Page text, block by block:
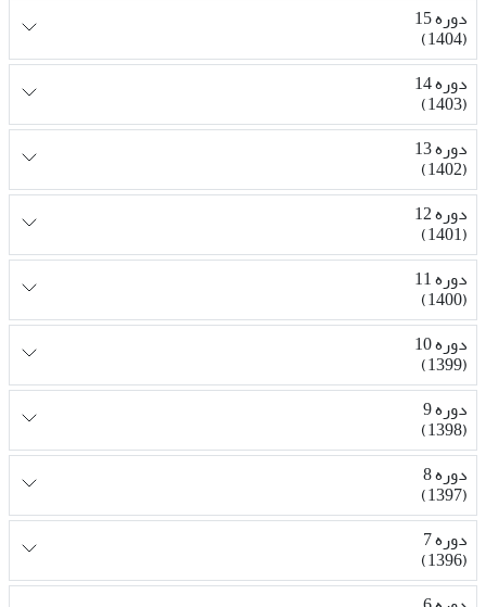
دوره 15
(1404)
دوره 14
(1403)
دوره 13
(1402)
دوره 12
(1401)
دوره 11
(1400)
دوره 10
(1399)
دوره 9
(1398)
دوره 8
(1397)
دوره 7
(1396)